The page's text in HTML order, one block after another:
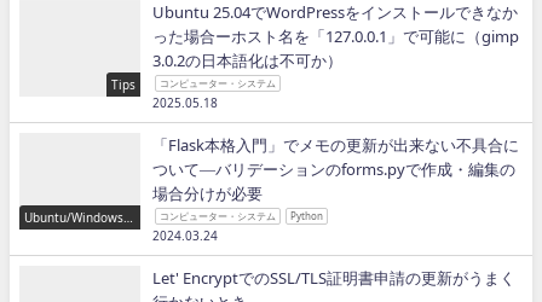
Tips
Ubuntu 25.04でWordPressをインストールできなか
った場合ーホスト名を「127.0.0.1」で可能に（gimp
3.0.2の日本語化は不可か）
コンピューター・システム
2025.05.18
Ubuntu/Windows/P
「Flask本格入門」でメモの更新が出来ない不具合に
ついて―バリデーションのforms.pyで作成・編集の
場合分けが必要
コンピューター・システム Python
2024.03.24
Let' EncryptでのSSL/TLS証明書申請の更新がうまく